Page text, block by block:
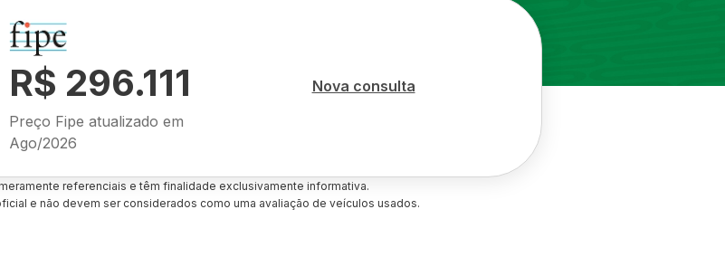
R$ 296.111
Preço Fipe atualizado em
Ago/2026
Nova consulta
referenciais e têm finalidade exclusivamente informativa.
e não devem ser considerados como uma avaliação de veículos usados.